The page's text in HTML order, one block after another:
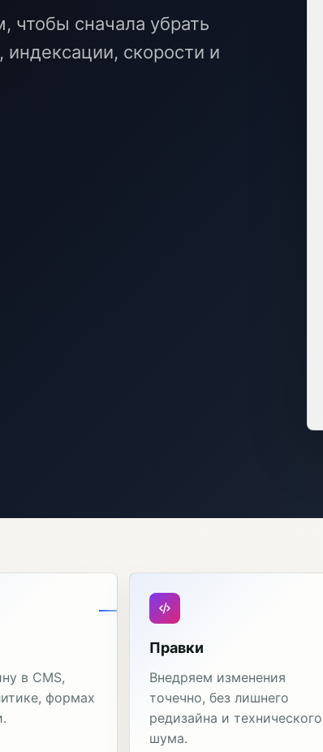
чтобы сначала убрать
скорости и
в CMS,
формах
Правки
Внедряем изменения
точечно, без лишнего
редизайна и технического
шума.